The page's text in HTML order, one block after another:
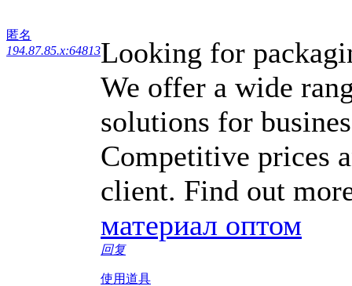
匿名
194.87.85.x:64813Looking for
We offer a wide
solutions for
Competitive prices
client. Find out
материал оптом
回复
使用道具